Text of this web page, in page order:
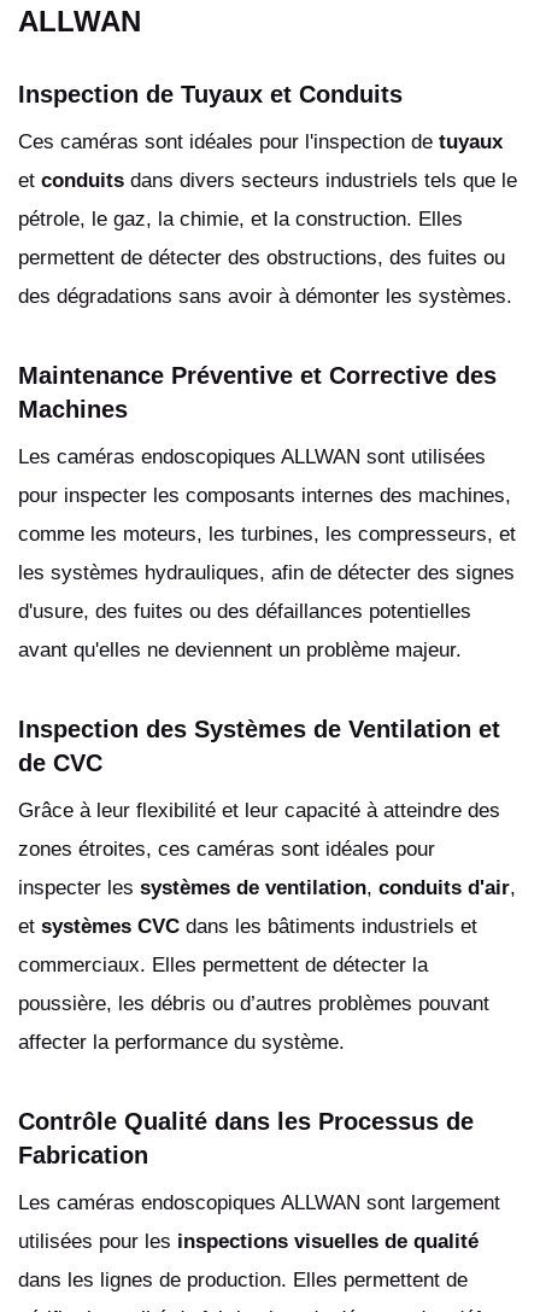
ALLWAN
Inspection de Tuyaux et Conduits
Ces caméras sont idéales pour l'inspection de tuyaux
et conduits dans divers secteurs industriels tels que le
pétrole, le gaz, la chimie, et la construction. Elles
permettent de détecter des obstructions, des fuites ou
des dégradations sans avoir à démonter les systèmes.
Maintenance Préventive et Corrective des
Machines
Les caméras endoscopiques ALLWAN sont utilisées
pour inspecter les composants internes des machines,
comme les moteurs, les turbines, les compresseurs, et
les systèmes hydrauliques, afin de détecter des signes
d'usure, des fuites ou des défaillances potentielles
avant qu'elles ne deviennent un problème majeur.
Inspection des Systèmes de Ventilation et
de CVC
Grâce à leur flexibilité et leur capacité à atteindre des
zones étroites, ces caméras sont idéales pour
inspecter les systèmes de ventilation, conduits d'air,
et systèmes CVC dans les bâtiments industriels et
commerciaux. Elles permettent de détecter la
poussière, les débris ou d’autres problèmes pouvant
affecter la performance du système.
Contrôle Qualité dans les Processus de
Fabrication
Les caméras endoscopiques ALLWAN sont largement
utilisées pour les inspections visuelles de qualité
dans les lignes de production. Elles permettent de